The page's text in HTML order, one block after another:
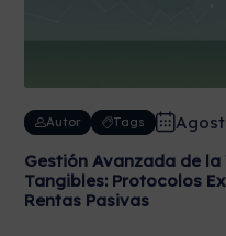
Autor Tags
Gestión Avanzada de
Tangibles: Protocolos
Rentas Pasivas